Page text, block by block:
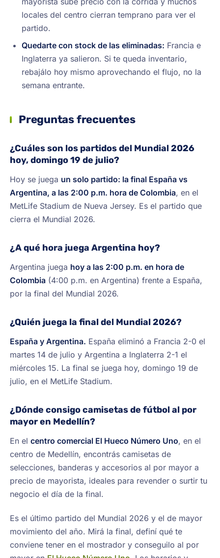
locales del centro cierran temprano para ver el
partido.
Quedarte con stock de las eliminadas: Francia e
Inglaterra ya salieron. Si te queda inventario,
rebajálo hoy mismo aprovechando el flujo, no la
semana entrante.
Preguntas frecuentes
¿Cuáles son los partidos del Mundial 2026
hoy, domingo 19 de julio?
Hoy se juega un solo partido: la final España vs
Argentina, a las 2:00 p.m. hora de Colombia, en el
MetLife Stadium de Nueva Jersey. Es el partido que
cierra el Mundial 2026.
¿A qué hora juega Argentina hoy?
Argentina juega hoy a las 2:00 p.m. en hora de
Colombia (4:00 p.m. en Argentina) frente a España,
por la final del Mundial 2026.
¿Quién juega la final del Mundial 2026?
España y Argentina. España eliminó a Francia 2-0 el
martes 14 de julio y Argentina a Inglaterra 2-1 el
miércoles 15. La final se juega hoy, domingo 19 de
julio, en el MetLife Stadium.
¿Dónde consigo camisetas de fútbol al por
mayor en Medellín?
En el centro comercial El Hueco Número Uno, en el
centro de Medellín, encontrás camisetas de
selecciones, banderas y accesorios al por mayor a
precio de mayorista, ideales para revender o surtir tu
negocio el día de la final.
Es el último partido del Mundial 2026 y el de mayor
movimiento del año. Mirá la final, definí qué te
conviene tener en el mostrador y conseguilo al por